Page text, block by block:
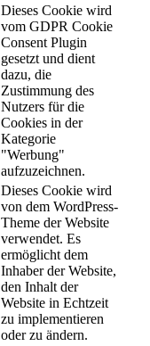
Dieses Cookie wird
vom GDPR Cookie
Consent Plugin
gesetzt und dient
dazu, die
Zustimmung des
Nutzers für die
Cookies in der
Kategorie
"Werbung"
aufzuzeichnen.
Dieses Cookie wird
von dem WordPress-
Theme der Website
verwendet. Es
ermöglicht dem
Inhaber der Website,
den Inhalt der
Website in Echtzeit
zu implementieren
oder zu ändern.